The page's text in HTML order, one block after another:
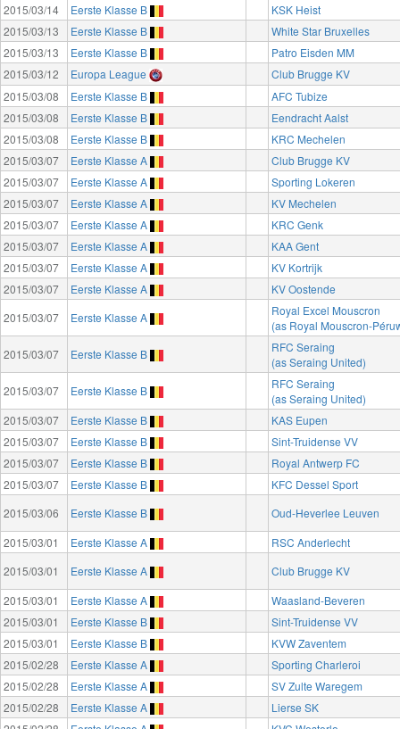
2015/03/14
Eerste Klasse B
KSK Heist
2015/03/13
Eerste Klasse B
White Star Bruxelles
2015/03/13
Eerste Klasse B
Patro Eisden MM
2015/03/12
Europa League
Club Brugge KV
2015/03/08
Eerste Klasse B
AFC Tubize
2015/03/08
Eerste Klasse B
Eendracht Aalst
2015/03/08
Eerste Klasse B
KRC Mechelen
2015/03/07
Eerste Klasse A
Club Brugge KV
2015/03/07
Eerste Klasse A
Sporting Lokeren
2015/03/07
Eerste Klasse A
KV Mechelen
2015/03/07
Eerste Klasse A
KRC Genk
2015/03/07
Eerste Klasse A
KAA Gent
2015/03/07
Eerste Klasse A
KV Kortrijk
2015/03/07
Eerste Klasse A
KV Oostende
2015/03/07
Eerste Klasse A
Royal Excel Mouscron
(as Royal Mouscron-
2015/03/07
Eerste Klasse B
RFC Seraing
(as Seraing United)
2015/03/07
Eerste Klasse B
RFC Seraing
(as Seraing United)
2015/03/07
Eerste Klasse B
KAS Eupen
2015/03/07
Eerste Klasse B
Sint-Truidense VV
2015/03/07
Eerste Klasse B
Royal Antwerp FC
2015/03/07
Eerste Klasse B
KFC Dessel Sport
2015/03/06
Eerste Klasse B
Oud-Heverlee Leuven
2015/03/01
Eerste Klasse A
RSC Anderlecht
2015/03/01
Eerste Klasse A
Club Brugge KV
2015/03/01
Eerste Klasse A
Waasland-Beveren
2015/03/01
Eerste Klasse B
Sint-Truidense VV
2015/03/01
Eerste Klasse B
KVW Zaventem
2015/02/28
Eerste Klasse A
Sporting Charleroi
2015/02/28
Eerste Klasse A
SV Zulte Waregem
2015/02/28
Eerste Klasse A
Lierse SK